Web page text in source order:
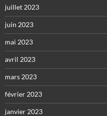
juillet 2023
juin 2023
mai 2023
avril 2023
mars 2023
février 2023
janvier 2023